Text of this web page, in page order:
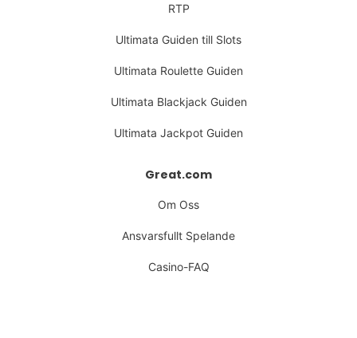
RTP
Ultimata Guiden till Slots
Ultimata Roulette Guiden
Ultimata Blackjack Guiden
Ultimata Jackpot Guiden
Great.com
Om Oss
Ansvarsfullt Spelande
Casino-FAQ